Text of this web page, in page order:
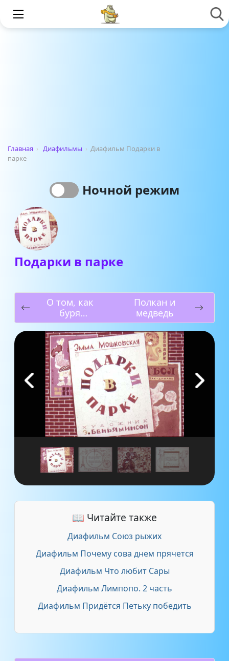
Главная › Диафильмы › Диафильм Подарки в
парке
Ночной режим
Подарки в парке
О том, как
буря
перевесила
вывески
Полкан и
медведь
📖 Читайте также
Диафильм Союз рыжих
Диафильм Почему сова днем прячется
Диафильм Что любит Сары
Диафильм Лимпопо. 2 часть
Диафильм Придётся Петьку победить